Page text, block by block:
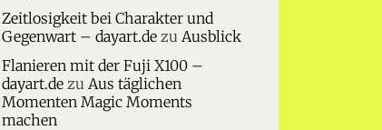
Zeitlosigkeit bei Charakter und
Gegenwart – dayart.dezu Ausblick
Flanieren mit der Fuji X100 –
dayart.dezu Aus täglichen
Momenten Magic Moments
machen